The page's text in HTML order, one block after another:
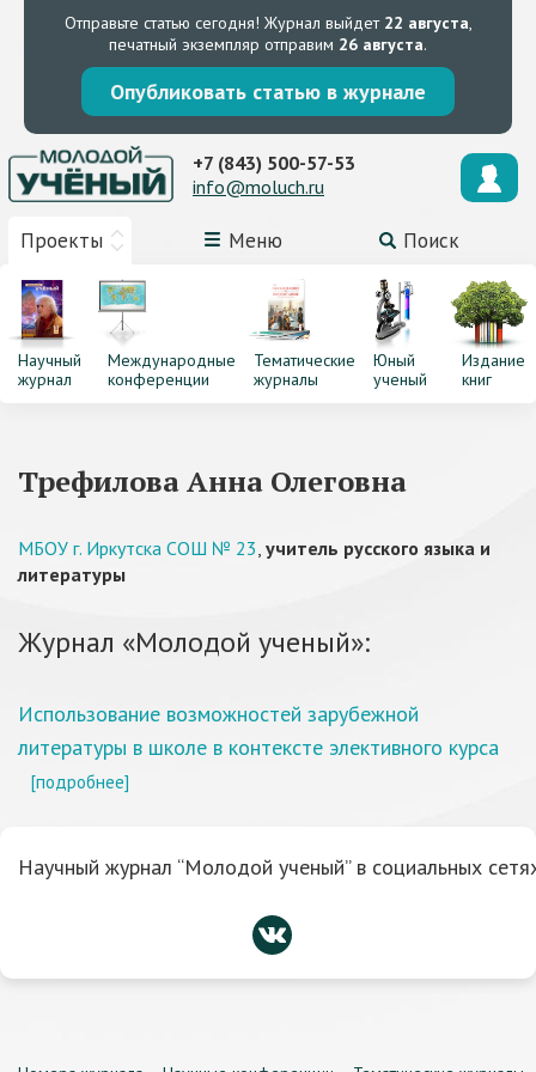
Отправьте статью сегодня! Журнал выйдет 22 августа,
печатный экземпляр отправим 26 августа.
Опубликовать статью в журнале
Проекты Меню Поиск
+7 (843) 500-57-53
info@moluch.ru
Научный
журнал
Международные
конференции
Тематические
журналы
Юный
ученый
Издание
книг
Трефилова Анна Олеговна
МБОУ г. Иркутска СОШ № 23, учитель русского языка и
литературы
Журнал «Молодой ученый»:
Использование возможностей зарубежной
литературы в школе в контексте элективного курса
[подробнее]
Научный журнал “Молодой ученый” в социальных